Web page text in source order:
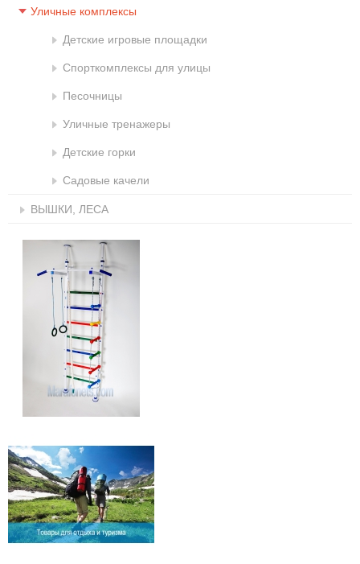
Уличные комплексы
Детские игровые площадки
Спорткомплексы для улицы
Песочницы
Уличные тренажеры
Детские горки
Садовые качели
ВЫШКИ, ЛЕСА